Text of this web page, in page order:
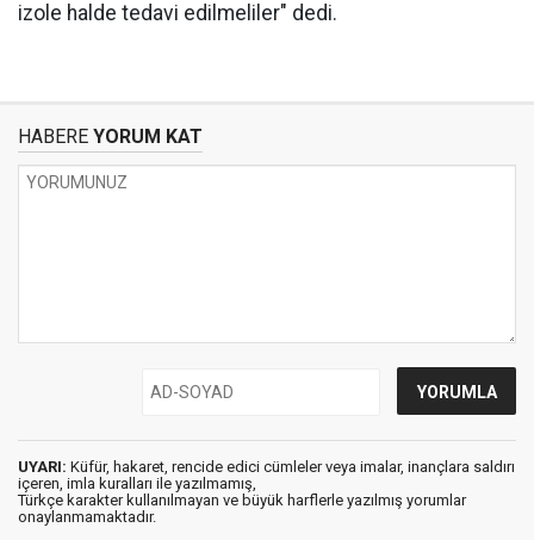
izole halde tedavi edilmeliler" dedi.
HABERE YORUM KAT
UYARI: Küfür, hakaret, rencide edici cümleler veya imalar, inançlara saldırı
içeren, imla kuralları ile yazılmamış,
Türkçe karakter kullanılmayan ve büyük harflerle yazılmış yorumlar
onaylanmamaktadır.